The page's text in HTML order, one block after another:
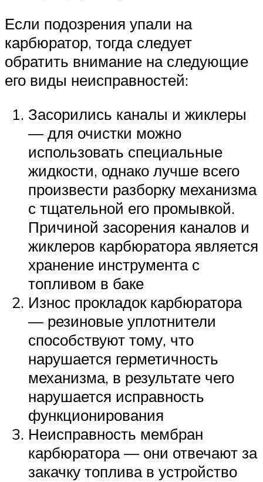
Если подозрения упали на
карбюратор, тогда следует
обратить внимание на следующие
его виды неисправностей:
Засорились каналы и жиклеры
— для очистки можно
использовать специальные
жидкости, однако лучше всего
произвести разборку механизма
с тщательной его промывкой.
Причиной засорения каналов и
жиклеров карбюратора является
хранение инструмента с
топливом в баке
Износ прокладок карбюратора
— резиновые уплотнители
способствуют тому, что
нарушается герметичность
механизма, в результате чего
нарушается исправность
функционирования
Неисправность мембран
карбюратора — они отвечают за
закачку топлива в устройство